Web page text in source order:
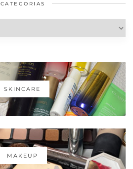
CATEGORIAS
SKINCARE
MAKEUP